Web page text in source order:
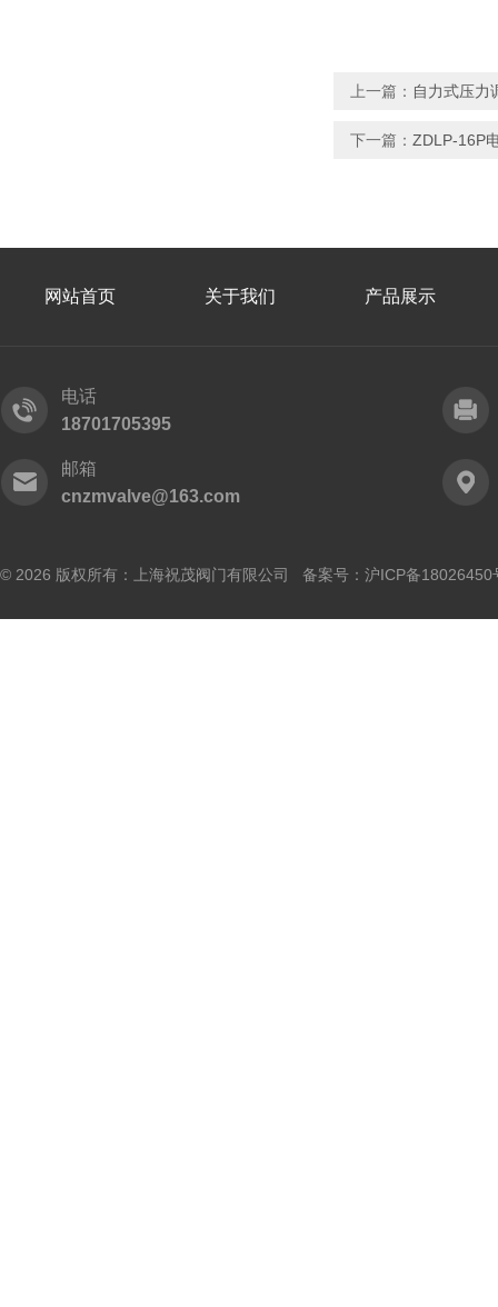
上一篇： 自力式压力
下一篇： ZDLP-16P
网站首页 关于我们 产品展示
电话
18701705395
邮箱
cnzmvalve@163.com
© 2026 版权所有：上海祝茂阀门有限公司 备案号： 沪ICP备18026450